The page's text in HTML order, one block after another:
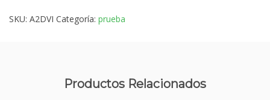
cantidad
SKU: A2DVI Categoría: prueba
Productos Relacionados